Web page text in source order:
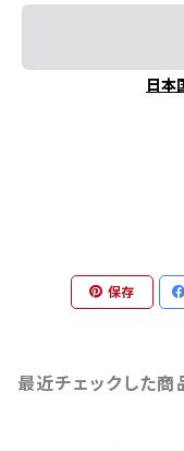
日本
保存
最近チェックした商